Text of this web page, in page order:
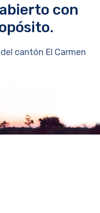
con
cantón El Carmen